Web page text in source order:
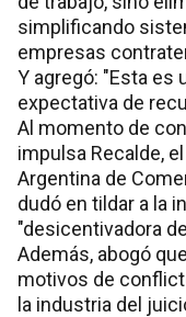
simplificando
empresas
Y agregó: "Esta es
expectativa de
Al momento de
impulsa Recalde,
Argentina de
dudó en tildar a la
"desicentivadora
Además, abogó
motivos de
la industria del